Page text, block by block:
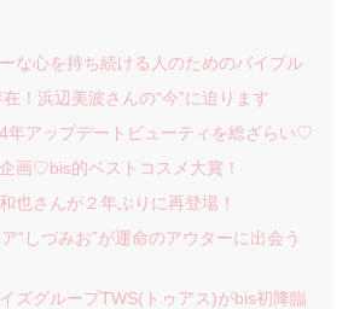
な心を持ち続ける人のためのバイブル
！浜辺美波さんの“今”に迫ります
年アップデートビューティを総ざらい♡
画♡bis的ベストコスメ大賞！
也さんが２年ぶりに再登場！
“しづみお”が運命のアウターに出会う
ズグループTWS(トゥアス)がbis初降臨